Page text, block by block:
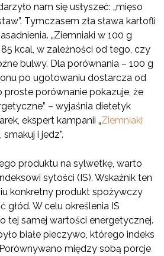
nam się usłyszeć: „mięso
Tymczasem zła sława kartofli
„Ziemniaki w 100 g
kcal, w zależności od tego, czy
bulwy. Dla porównania – 100 g
po ugotowaniu dostarcza od
proste porównanie pokazuje, że
– wyjaśnia dietetyk
ekspert kampanii „Ziemniaki
i jedz”.
produktu na sylwetkę, warto
sytości (IS). Wskaźnik ten
konkretny produkt spożywczy
głód. W celu określenia IS
tej samej wartości energetycznej.
białe pieczywo, którego indeks
między sobą porcje